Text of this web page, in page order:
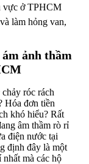
vực ở TPHCM
làm hỏng van,
ám ảnh thầm
róc rách
Hóa đơn tiền
khó hiểu? Rất
âm thầm rò rỉ
điện nước tại
định đây là một
nhất mà các hộ